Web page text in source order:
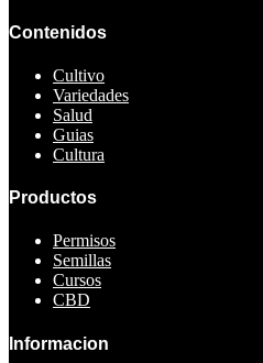
Contenidos
Cultivo
Variedades
Salud
Guias
Cultura
Productos
Permisos
Semillas
Cursos
CBD
Informacion